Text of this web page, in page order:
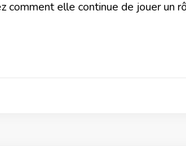
comment elle continue de jouer un